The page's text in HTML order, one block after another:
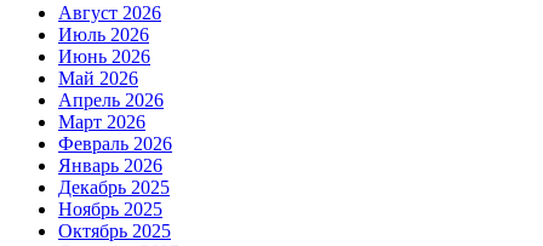
Август 2026
Июль 2026
Июнь 2026
Май 2026
Апрель 2026
Март 2026
Февраль 2026
Январь 2026
Декабрь 2025
Ноябрь 2025
Октябрь 2025